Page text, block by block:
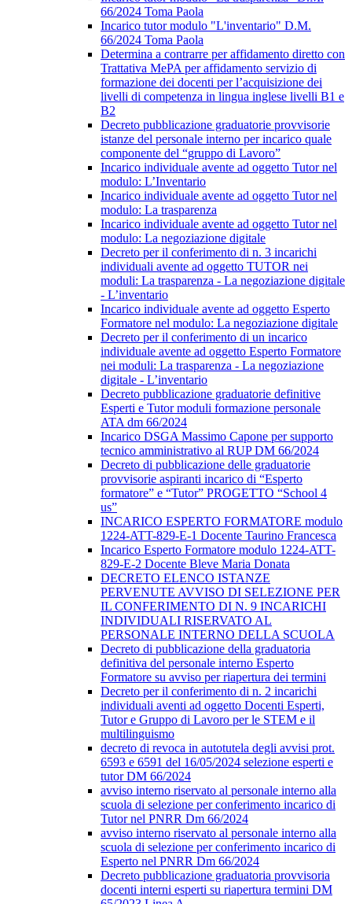
66/2024 Toma Paola
Incarico tutor modulo "L'inventario" D.M.
66/2024 Toma Paola
Determina a contrarre per affidamento diretto con
Trattativa MePA per affidamento servizio di
formazione dei docenti per l’acquisizione dei
livelli di competenza in lingua inglese livelli B1 e
B2
Decreto pubblicazione graduatorie provvisorie
istanze del personale interno per incarico quale
componente del “gruppo di Lavoro”
Incarico individuale avente ad oggetto Tutor nel
modulo: L’Inventario
Incarico individuale avente ad oggetto Tutor nel
modulo: La trasparenza
Incarico individuale avente ad oggetto Tutor nel
modulo: La negoziazione digitale
Decreto per il conferimento di n. 3 incarichi
individuali avente ad oggetto TUTOR nei
moduli: La trasparenza - La negoziazione digitale
- L’inventario
Incarico individuale avente ad oggetto Esperto
Formatore nel modulo: La negoziazione digitale
Decreto per il conferimento di un incarico
individuale avente ad oggetto Esperto Formatore
nei moduli: La trasparenza - La negoziazione
digitale - L’inventario
Decreto pubblicazione graduatorie definitive
Esperti e Tutor moduli formazione personale
ATA dm 66/2024
Incarico DSGA Massimo Capone per supporto
tecnico amministrativo al RUP DM 66/2024
Decreto di pubblicazione delle graduatorie
provvisorie aspiranti incarico di “Esperto
formatore” e “Tutor” PROGETTO “School 4
us”
INCARICO ESPERTO FORMATORE modulo
1224-ATT-829-E-1 Docente Taurino Francesca
Incarico Esperto Formatore modulo 1224-ATT-
829-E-2 Docente Bleve Maria Donata
DECRETO ELENCO ISTANZE
PERVENUTE AVVISO DI SELEZIONE PER
IL CONFERIMENTO DI N. 9 INCARICHI
INDIVIDUALI RISERVATO AL
PERSONALE INTERNO DELLA SCUOLA
Decreto di pubblicazione della graduatoria
definitiva del personale interno Esperto
Formatore su avviso per riapertura dei termini
Decreto per il conferimento di n. 2 incarichi
individuali aventi ad oggetto Docenti Esperti,
Tutor e Gruppo di Lavoro per le STEM e il
multilinguismo
decreto di revoca in autotutela degli avvisi prot.
6593 e 6591 del 16/05/2024 selezione esperti e
tutor DM 66/2024
avviso interno riservato al personale interno alla
scuola di selezione per conferimento incarico di
Tutor nel PNRR Dm 66/2024
avviso interno riservato al personale interno alla
scuola di selezione per conferimento incarico di
Esperto nel PNRR Dm 66/2024
Decreto pubblicazione graduatoria provvisoria
docenti interni esperti su riapertura termini DM